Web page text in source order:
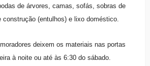
de árvores, camas, sofás, sobras de
construção (entulhos) e lixo doméstico.
deixem os materiais nas portas
à noite ou até às 6:30 do sábado.